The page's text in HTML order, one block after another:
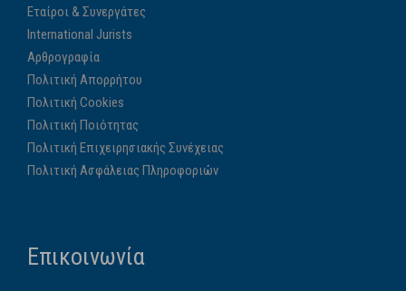
Εταίροι & Συνεργάτες
International Jurists
Αρθρογραφία
Πολιτική Απορρήτου
Πολιτική Cookies
Πολιτική Ποιότητας
Πολιτική Επιχειρησιακής Συνέχειας
Πολιτική Ασφάλειας Πληροφοριών
Επικοινωνία